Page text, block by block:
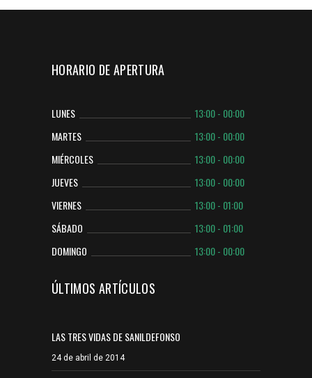
HORARIO DE APERTURA
LUNES
13:00 - 00:00
MARTES
13:00 - 00:00
MIÉRCOLES
13:00 - 00:00
JUEVES
13:00 - 00:00
VIERNES
13:00 - 01:00
SÁBADO
13:00 - 01:00
DOMINGO
13:00 - 00:00
ÚLTIMOS ARTÍCULOS
LAS TRES VIDAS DE SANILDEFONSO
24 de abril de 2014